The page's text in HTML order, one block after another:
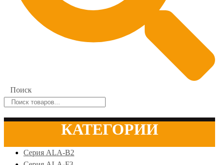
Поиск
КАТЕГОРИИ
Серия ALA-B2